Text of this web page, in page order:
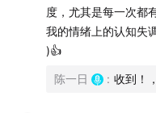
⏳ 交换切片
熊家客厅里的小纸
奥运会里的女性力
佛罗伦萨民宿里
度，尤其是每一次都
我的情绪上的认知失
)👍
陈一日 : 收到！，